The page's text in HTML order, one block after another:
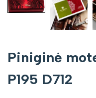
Piniginė
P195 D712